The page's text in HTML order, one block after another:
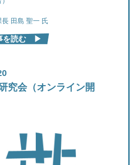
田島 聖一 氏
を読む ▶︎
究会（オンライン開